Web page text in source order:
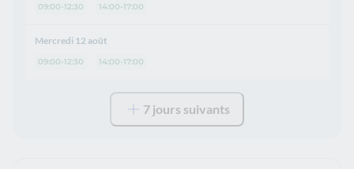
09:00-12:30 14:00-17:00
Mercredi 12 août
09:00-12:30 14:00-17:00
7 jours suivants